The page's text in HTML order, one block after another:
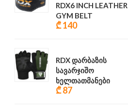
RDX6 INCH LEATHER
GYM BELT
₾ 140
RDX დარბაზის
სავარჯიშო
ხელთათმანები
₾ 87